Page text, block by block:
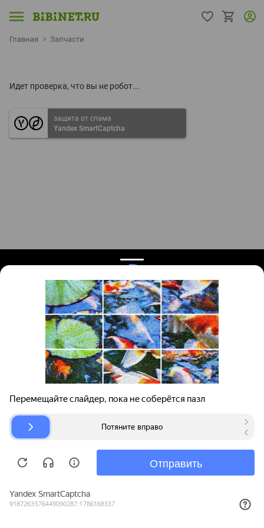
Главная Запчасти
Идет проверка, что вы не робот...
защита от спама
Yandex SmartCaptcha
Поиск запчастей
Для автокомпаний
Авторазборки
О проекте
Помощь
Карта сайта
© bibinet.ru - система поиска запчастей,
Copyright 2010-2026 Все права защищены